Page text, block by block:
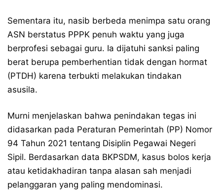
Sementara itu, nasib berbeda menimpa satu orang
ASN berstatus PPPK penuh waktu yang juga
berprofesi sebagai guru. Ia dijatuhi sanksi paling
berat berupa pemberhentian tidak dengan hormat
(PTDH) karena terbukti melakukan tindakan
asusila.
Murni menjelaskan bahwa penindakan tegas ini
didasarkan pada Peraturan Pemerintah (PP) Nomor
94 Tahun 2021 tentang Disiplin Pegawai Negeri
Sipil. Berdasarkan data BKPSDM, kasus bolos kerja
atau ketidakhadiran tanpa alasan sah menjadi
pelanggaran yang paling mendominasi.